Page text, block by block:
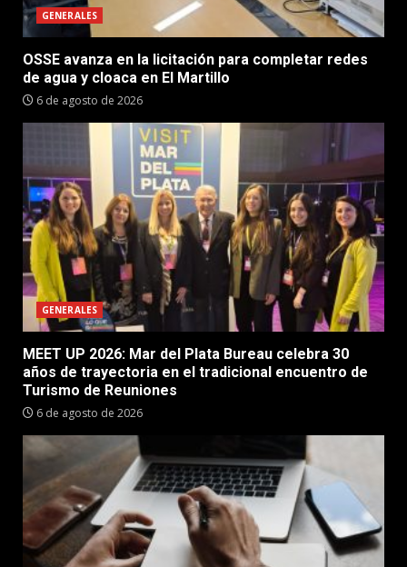
GENERALES
OSSE avanza en la licitación para completar redes
de agua y cloaca en El Martillo
6 de agosto de 2026
GENERALES
MEET UP 2026: Mar del Plata Bureau celebra 30
años de trayectoria en el tradicional encuentro de
Turismo de Reuniones
6 de agosto de 2026